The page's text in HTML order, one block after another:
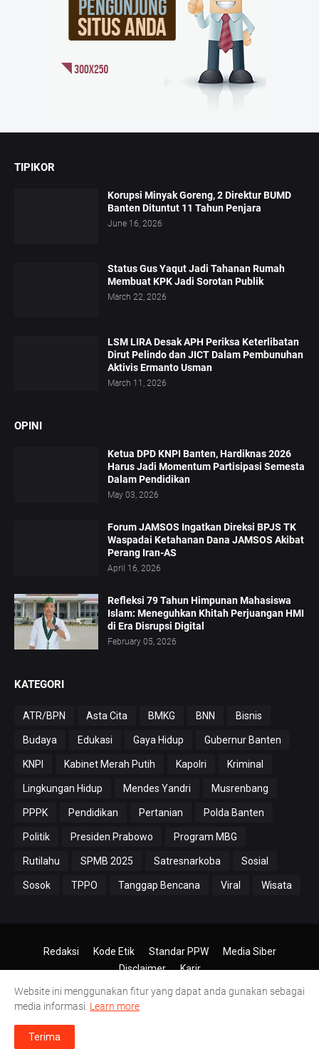
TIPIKOR
Korupsi Minyak Goreng, 2 Direktur BUMD
Banten Dituntut 11 Tahun Penjara
June 16, 2026
Status Gus Yaqut Jadi Tahanan Rumah
Membuat KPK Jadi Sorotan Publik
March 22, 2026
LSM LIRA Desak APH Periksa Keterlibatan
Dirut Pelindo dan JICT Dalam Pembunuhan
Aktivis Ermanto Usman
March 11, 2026
OPINI
Ketua DPD KNPI Banten, Hardiknas 2026
Harus Jadi Momentum Partisipasi Semesta
Dalam Pendidikan
May 03, 2026
Forum JAMSOS Ingatkan Direksi BPJS TK
Waspadai Ketahanan Dana JAMSOS Akibat
Perang Iran-AS
April 16, 2026
Refleksi 79 Tahun Himpunan Mahasiswa
Islam: Meneguhkan Khitah Perjuangan HMI
di Era Disrupsi Digital
February 05, 2026
KATEGORI
ATR/BPN Asta Cita BMKG BNN Bisnis
Budaya Edukasi Gaya Hidup Gubernur Banten
KNPI Kabinet Merah Putih Kapolri Kriminal
Lingkungan Hidup Mendes Yandri Musrenbang
PPPK Pendidikan Pertanian Polda Banten
Politik Presiden Prabowo Program MBG
Rutilahu SPMB 2025 Satresnarkoba Sosial
Sosok TPPO Tanggap Bencana Viral Wisata
© 2024-2026PT.Antero Inti Media
Redaksi Kode Etik Standar PPW
Media Siber
Disclaimer
Karir
Website ini menggunakan fitur yang dapat anda gunakan sebagai
media informasi. Learn more
Terima
Serang Kota Dinilai Lamban Tangani Kasus Penggelapan Motor